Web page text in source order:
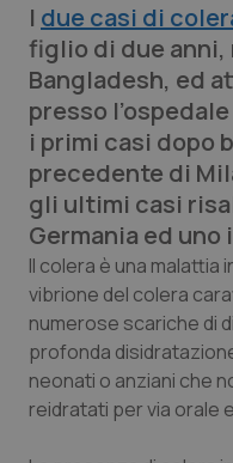
QS Pro
Professionisti
Abruzzo
Basilicata
Calabria
Campania
Emilia-Romagna
QS Pro Gold
Artrite & artrosi
Asma & BPCO
Car-T
Colesterolo &
QS Club
I due casi di
figlio di due
Bangladesh, ed
presso
i primi casi dopo
precedente di
gli ultimi casi
Germania ed uno
Il colera è una
vibrione del colera
numerose scariche di
profonda
neonati o anziani che
reidratati per via orale